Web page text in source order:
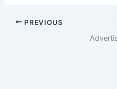
PREVIOUS